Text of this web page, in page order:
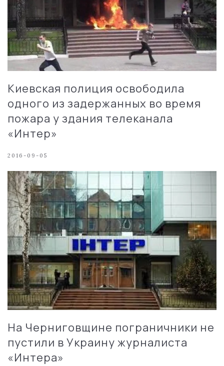
Киевская полиция освободила
одного из задержанных во время
пожара у здания телеканала
«Интер»
2016-09-05
На Черниговщине пограничники не
пустили в Украину журналиста
«Интера»